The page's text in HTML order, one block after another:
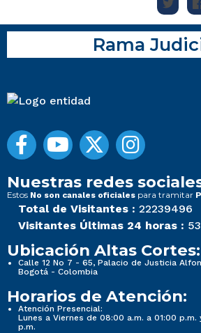
Rama
Nuestras redes
Estos No son canales oficiales para tramitar
Total de Visitantes : 22239496
Visitantes Últimas 24 horas :
Ubicación Altas Cortes:
Calle 12 No 7 - 65, Palacio de Justicia
Bogotá - Colombia
Horarios de Atención:
Atención Presencial:
Lunes a Viernes de 08:00 a.m. a 01:00
p.m.